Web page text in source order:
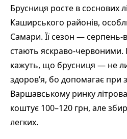
Брусниця росте в соснових
Каширського районів,
Самари. Її сезон — серпень-
стають яскраво-червоними.
кажуть, що брусниця — не
здоров’я, бо допомагає при
Варшавському ринку
коштує 100–120 грн, але
легких.